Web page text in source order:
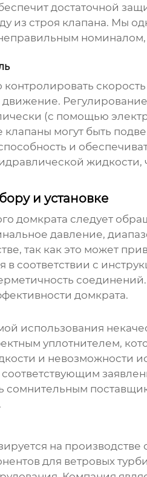
достаточной
строя клапана. Мы
движение.
(с помощью
могут быть
и
и установке
домкрата следует
давление,
так как это может
в соответствии с
домкрата.
использования
уплотнителем,
и невозможности
сомнительным
на производстве
для ветровых